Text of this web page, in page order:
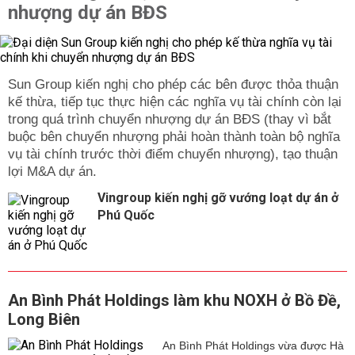
nhượng dự án BĐS
Sun Group kiến nghị cho phép các bên được thỏa thuận
kế thừa, tiếp tục thực hiện các nghĩa vụ tài chính còn lại
trong quá trình chuyển nhượng dự án BĐS (thay vì bắt
buộc bên chuyển nhượng phải hoàn thành toàn bộ nghĩa
vụ tài chính trước thời điểm chuyển nhượng), tạo thuận
lợi M&A dự án.
Vingroup kiến nghị gỡ vướng loạt dự án ở
Phú Quốc
An Bình Phát Holdings làm khu NOXH ở Bồ Đề,
Long Biên
An Bình Phát Holdings vừa được Hà